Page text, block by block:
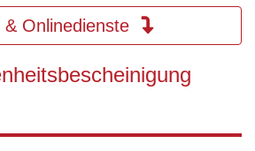
& Onlinedienste